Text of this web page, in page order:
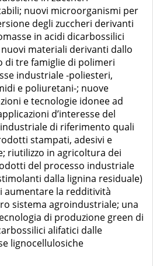
nuovi microorganismi per
degli zuccheri derivanti
in acidi dicarbossilici
materiali derivanti dallo
di tre famiglie di polimeri
industriale -poliesteri,
e poliuretani-; nuove
e tecnologie idonee ad
d’interesse del
di riferimento quali
stampati, adesivi e
riutilizzo in agricoltura dei
del processo industriale
dalla lignina residuale)
aumentare la redditività
sistema agroindustriale; una
di produzione green di
alifatici dalle
lignocellulosiche